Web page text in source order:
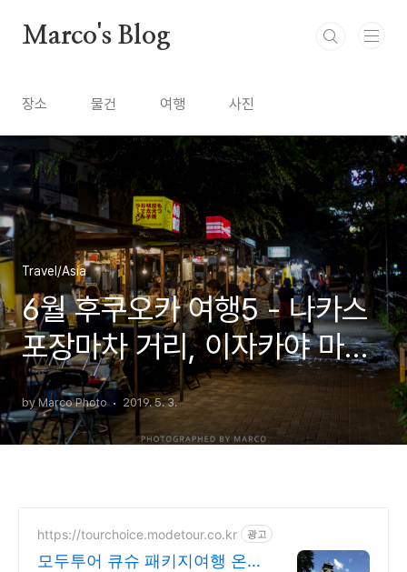
Marco's Blog
장소 물건 여행 사진
Travel/Asia
6월 후쿠오카 여행5 - 나카스
포장마차 거리, 이자카야 마루
가(まる家)
by Marco Photo 2019. 5. 3.
https://tourchoice.modetour.co.kr 광고
모두투어 큐슈 패키지여행 온